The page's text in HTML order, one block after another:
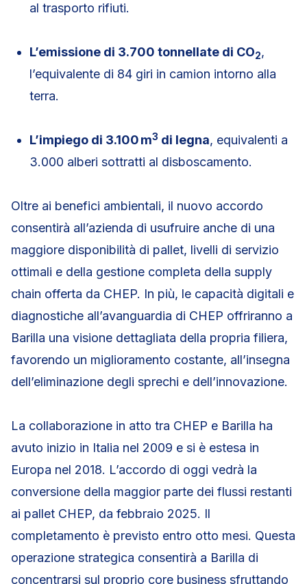
al trasporto rifiuti.
L’emissione di 3.700 tonnellate di CO2,
l’equivalente di 84 giri in camion intorno alla
terra.
L’impiego di 3.100 m3 di legna, equivalenti a
3.000 alberi sottratti al disboscamento.
Oltre ai benefici ambientali, il nuovo accordo
consentirà all’azienda di usufruire anche di una
maggiore disponibilità di pallet, livelli di servizio
ottimali e della gestione completa della supply
chain offerta da CHEP. In più, le capacità digitali e
diagnostiche all’avanguardia di CHEP offriranno a
Barilla una visione dettagliata della propria filiera,
favorendo un miglioramento costante, all’insegna
dell’eliminazione degli sprechi e dell’innovazione.
La collaborazione in atto tra CHEP e Barilla ha
avuto inizio in Italia nel 2009 e si è estesa in
Europa nel 2018. L’accordo di oggi vedrà la
conversione della maggior parte dei flussi restanti
ai pallet CHEP, da febbraio 2025. Il
completamento è previsto entro otto mesi. Questa
operazione strategica consentirà a Barilla di
concentrarsi sul proprio core business sfruttando